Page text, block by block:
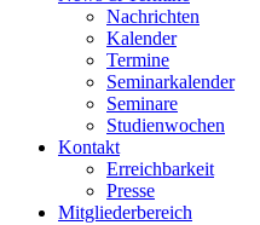
Nachrichten
Kalender
Termine
Seminarkalender
Seminare
Studienwochen
Kontakt
Erreichbarkeit
Presse
Mitgliederbereich